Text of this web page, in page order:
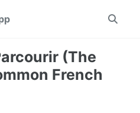
Toggle
(The
French